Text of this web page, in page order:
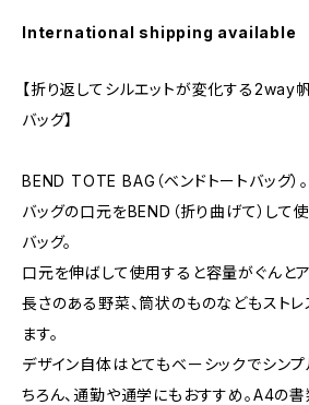
International shipping available
【折り返してシルエットが変化する2way帆
バッグ】
BEND TOTE BAG（ベンドトートバッグ）。
バッグの口元をBEND（折り曲げて）して
バッグ。
口元を伸ばして使用すると容量がぐんとア
長さのある野菜、筒状のものなどもスト
ます。
デザイン自体はとてもベーシックでシン
ちろん、通勤や通学にもおすすめ。A4の